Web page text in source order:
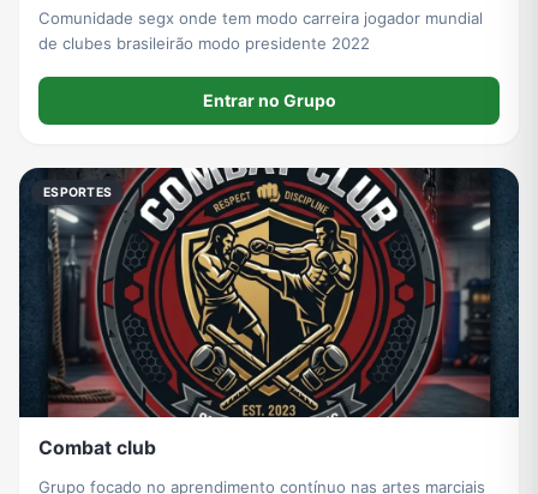
Comunidade segx onde tem modo carreira jogador mundial
de clubes brasileirão modo presidente 2022
Entrar no Grupo
ESPORTES
Combat club
Grupo focado no aprendimento contínuo nas artes marciais